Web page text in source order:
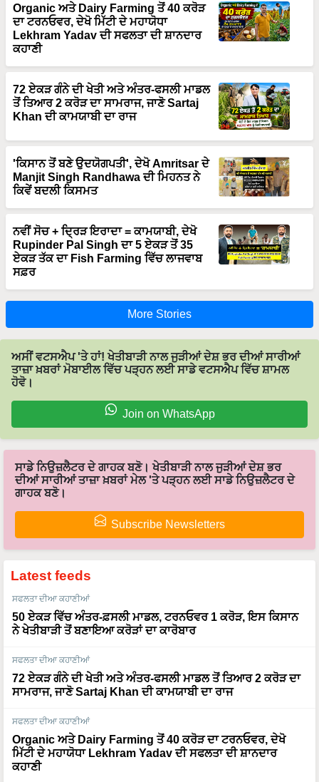
Organic ਅਤੇ Dairy Farming ਤੋਂ 40 ਕਰੋੜ
ਦਾ ਟਰਨਓਵਰ, ਦੇਖੋ ਮਿੱਟੀ ਦੇ ਮਹਾਯੋਧਾ
Lekhram Yadav ਦੀ ਸਫਲਤਾ ਦੀ ਸ਼ਾਨਦਾਰ
ਕਹਾਣੀ
72 ਏਕੜ ਗੰਨੇ ਦੀ ਖੇਤੀ ਅਤੇ ਅੰਤਰ-ਫਸਲੀ ਮਾਡਲ
ਤੋਂ ਤਿਆਰ 2 ਕਰੋੜ ਦਾ ਸਾਮਰਾਜ, ਜਾਣੋ Sartaj
Khan ਦੀ ਕਾਮਯਾਬੀ ਦਾ ਰਾਜ
'ਕਿਸਾਨ ਤੋਂ ਬਣੇ ਉਦਯੋਗਪਤੀ', ਦੇਖੋ Amritsar ਦੇ
Manjit Singh Randhawa ਦੀ ਮਿਹਨਤ ਨੇ
ਕਿਵੇਂ ਬਦਲੀ ਕਿਸਮਤ
ਨਵੀਂ ਸੋਚ + ਦ੍ਰਿੜ ਇਰਾਦਾ = ਕਾਮਯਾਬੀ, ਦੇਖੋ
Rupinder Pal Singh ਦਾ 5 ਏਕੜ ਤੋਂ 35
ਏਕੜ ਤੱਕ ਦਾ Fish Farming ਵਿੱਚ ਲਾਜਵਾਬ
ਸਫ਼ਰ
More Stories
ਅਸੀਂ ਵਟਸਐਪ 'ਤੇ ਹਾਂ! ਖੇਤੀਬਾੜੀ ਨਾਲ ਜੁੜੀਆਂ ਦੇਸ਼ ਭਰ ਦੀਆਂ ਸਾਰੀਆਂ
ਤਾਜ਼ਾ ਖ਼ਬਰਾਂ ਮੋਬਾਈਲ ਵਿੱਚ ਪੜ੍ਹਨ ਲਈ ਸਾਡੇ ਵਟਸਐਪ ਵਿੱਚ ਸ਼ਾਮਲ
ਹੋਵੋ।
Join on WhatsApp
ਸਾਡੇ ਨਿਉਜ਼ਲੈਟਰ ਦੇ ਗਾਹਕ ਬਣੋ। ਖੇਤੀਬਾੜੀ ਨਾਲ ਜੁੜੀਆਂ ਦੇਸ਼ ਭਰ
ਦੀਆਂ ਸਾਰੀਆਂ ਤਾਜ਼ਾ ਖ਼ਬਰਾਂ ਮੇਲ 'ਤੇ ਪੜ੍ਹਨ ਲਈ ਸਾਡੇ ਨਿਉਜ਼ਲੈਟਰ ਦੇ
ਗਾਹਕ ਬਣੋ।
Subscribe Newsletters
Latest feeds
ਸਫਲਤਾ ਦੀਆ ਕਹਾਣੀਆਂ
50 ਏਕੜ ਵਿੱਚ ਅੰਤਰ-ਫ਼ਸਲੀ ਮਾਡਲ, ਟਰਨਓਵਰ 1 ਕਰੋੜ, ਇਸ ਕਿਸਾਨ
ਨੇ ਖੇਤੀਬਾੜੀ ਤੋਂ ਬਣਾਇਆ ਕਰੋੜਾਂ ਦਾ ਕਾਰੋਬਾਰ
ਸਫਲਤਾ ਦੀਆ ਕਹਾਣੀਆਂ
72 ਏਕੜ ਗੰਨੇ ਦੀ ਖੇਤੀ ਅਤੇ ਅੰਤਰ-ਫਸਲੀ ਮਾਡਲ ਤੋਂ ਤਿਆਰ 2 ਕਰੋੜ ਦਾ
ਸਾਮਰਾਜ, ਜਾਣੋ Sartaj Khan ਦੀ ਕਾਮਯਾਬੀ ਦਾ ਰਾਜ
ਸਫਲਤਾ ਦੀਆ ਕਹਾਣੀਆਂ
Organic ਅਤੇ Dairy Farming ਤੋਂ 40 ਕਰੋੜ ਦਾ ਟਰਨਓਵਰ, ਦੇਖੋ
ਮਿੱਟੀ ਦੇ ਮਹਾਯੋਧਾ Lekhram Yadav ਦੀ ਸਫਲਤਾ ਦੀ ਸ਼ਾਨਦਾਰ
ਕਹਾਣੀ